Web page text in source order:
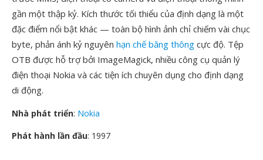
gần một thập kỷ. Kích thước tối thiểu của định dạng là một
đặc điểm nổi bật khác — toàn bộ hình ảnh chỉ chiếm vài chục
byte, phản ánh kỷ nguyên hạn chế băng thông cực độ. Tệp
OTB được hỗ trợ bởi ImageMagick, nhiều công cụ quản lý
điện thoại Nokia và các tiện ích chuyên dụng cho định dạng
di động.
Nhà phát triển: Nokia
Phát hành lần đầu: 1997